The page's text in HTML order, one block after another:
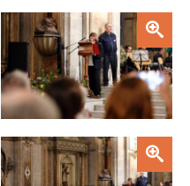
Zoom
Zoom